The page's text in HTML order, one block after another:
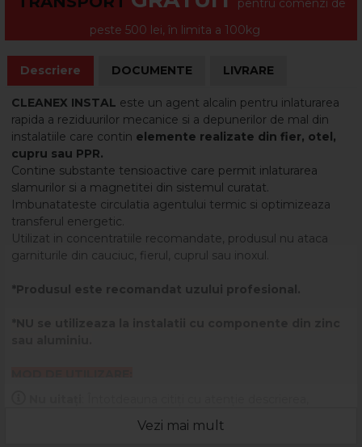
pentru comenzi de
peste 500 lei, în limita a 100kg
Descriere DOCUMENTE LIVRARE
CLEANEX INSTAL este un agent alcalin pentru inlaturarea
rapida a reziduurilor mecanice si a depunerilor de mal din
instalatiile care contin elemente realizate din fier, otel,
cupru sau PPR.
Contine substante tensioactive care permit inlaturarea
slamurilor si a magnetitei din sistemul curatat.
Imbunatateste circulatia agentului termic si optimizeaza
transferul energetic.
Utilizat in concentratiile recomandate, produsul nu ataca
garniturile din cauciuc, fierul, cuprul sau inoxul.
*Produsul este recomandat uzului profesional.
speciale de curatare din gama Chemstal.
Vezi mai mult
eticheta și ambalajul produsului înainte de a-l utiliza!